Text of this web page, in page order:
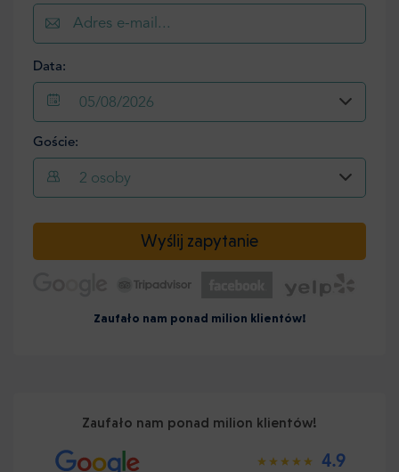
Data:
05/08/2026
Goście:
2 osoby
Wyślij zapytanie
Zaufało nam ponad milion klientów!
Zaufało nam ponad milion klientów!
4.9